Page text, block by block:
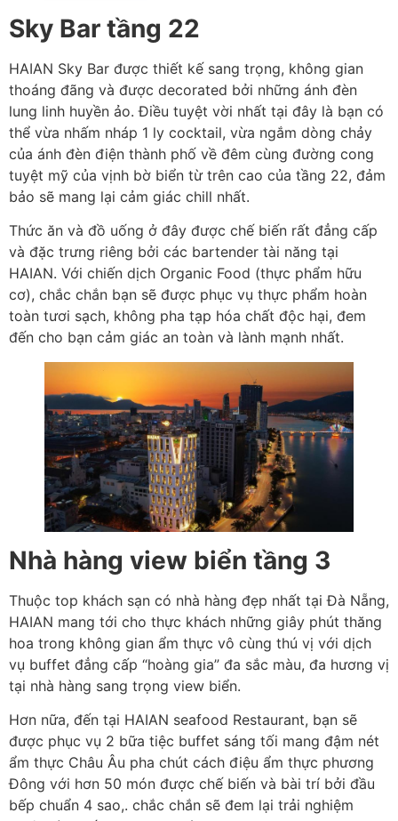
Sky Bar tầng 22
HAIAN Sky Bar được thiết kế sang trọng, không gian
thoáng đãng và được decorated bởi những ánh đèn
lung linh huyền ảo. Điều tuyệt vời nhất tại đây là bạn có
thể vừa nhấm nháp 1 ly cocktail, vừa ngắm dòng chảy
của ánh đèn điện thành phố về đêm cùng đường cong
tuyệt mỹ của vịnh bờ biển từ trên cao của tầng 22, đảm
bảo sẽ mang lại cảm giác chill nhất.
Thức ăn và đồ uống ở đây được chế biến rất đẳng cấp
và đặc trưng riêng bởi các bartender tài năng tại
HAIAN. Với chiến dịch Organic Food (thực phẩm hữu
cơ), chắc chắn bạn sẽ được phục vụ thực phẩm hoàn
toàn tươi sạch, không pha tạp hóa chất độc hại, đem
đến cho bạn cảm giác an toàn và lành mạnh nhất.
Nhà hàng view biển tầng 3
Thuộc top khách sạn có nhà hàng đẹp nhất tại Đà Nẵng,
HAIAN mang tới cho thực khách những giây phút thăng
hoa trong không gian ẩm thực vô cùng thú vị với dịch
vụ buffet đẳng cấp “hoàng gia” đa sắc màu, đa hương vị
tại nhà hàng sang trọng view biển.
Hơn nữa, đến tại HAIAN seafood Restaurant, bạn sẽ
được phục vụ 2 bữa tiệc buffet sáng tối mang đậm nét
ẩm thực Châu Âu pha chút cách điệu ẩm thực phương
Đông với hơn 50 món được chế biến và bài trí bởi đầu
bếp chuẩn 4 sao,. chắc chắn sẽ đem lại trải nghiệm